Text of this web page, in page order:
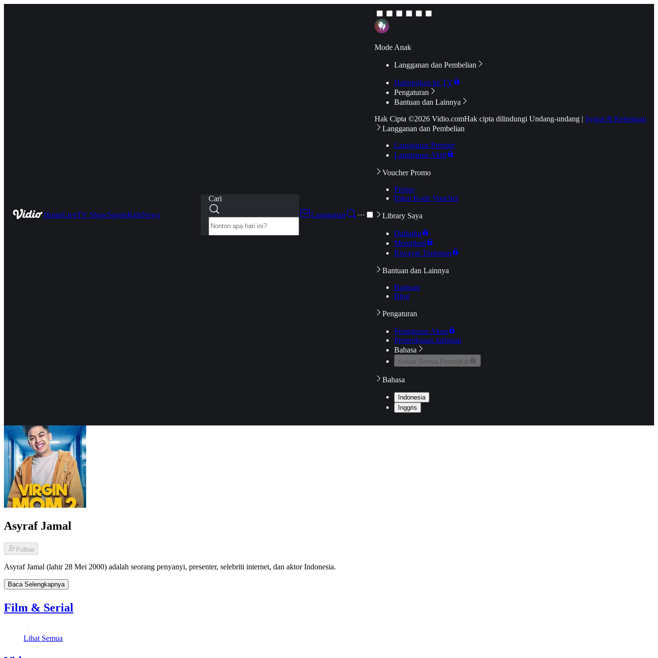
HomeLiveTV ShowSportsKidsNews
Cari
Langganan
···
Mode Anak
Langganan dan Pembelian
Hubungkan ke TV
Pengaturan
Bantuan dan Lainnya
Hak Cipta ©2026 Vidio.comHak cipta dilindungi Undang-undang | Syarat & Ketentuan
Langganan dan Pembelian
Langganan Premier
Langganan Aktif
Voucher Promo
Promo
Pakai Kode Voucher
Library Saya
Daftarku
Mengikuti
Riwayat Tontonan
Bantuan dan Lainnya
Bantuan
Blog
Pengaturan
Pengaturan Akun
Pemeriksaan Jaringan
Bahasa
Keluar Semua Perangkat
Bahasa
Indonesia
Inggris
Asyraf Jamal
Follow
Asyraf Jamal (lahir 28 Mei 2000) adalah seorang penyanyi, presenter, selebriti internet, dan aktor Indonesia.
Baca Selengkapnya
Film & Serial
Lihat Semua